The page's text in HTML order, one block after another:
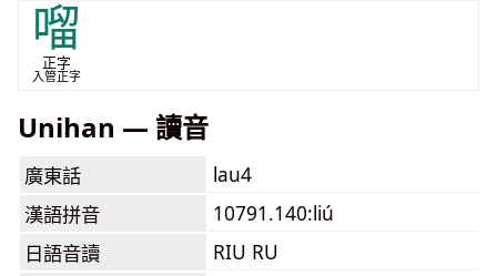
𠺕
正字
入管正字
Unihan — 讀音
廣東話
lau4
漢語拼音
10791.140:liú
日語音讀
RIU RU